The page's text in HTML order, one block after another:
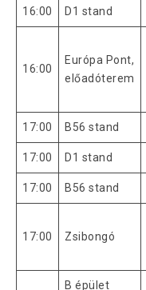
16:00 D1 stand
16:00
Európa Pont,
előadóterem
17:00 B56 stand
17:00 D1 stand
17:00 B56 stand
17:00 Zsibongó
B épület